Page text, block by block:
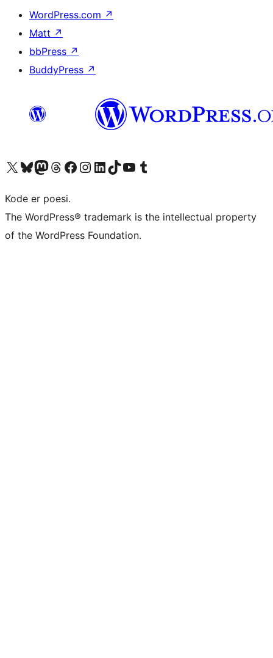
WordPress.com ↗
Matt ↗
bbPress ↗
BuddyPress ↗
Besøk vår konto på X Visit our Bluesky account
Besøk vår Mastodon-konto
Visit our Threads account
Besøk vår Facebook-sideBesøk vår Instagram-konto
Besøk vår LinkedIn-konto
Visit our TikTok account
Visit our YouTube channel
Visit our Tumblr account
Kode er poesi.
The WordPress® trademark is the intellectual property
of the WordPress Foundation.